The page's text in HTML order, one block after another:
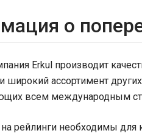
о
Erkul производит
широкий ассортимент
всем международным
рейлинги необходимы